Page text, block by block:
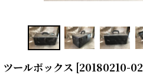
ツールボックス [20180210-02